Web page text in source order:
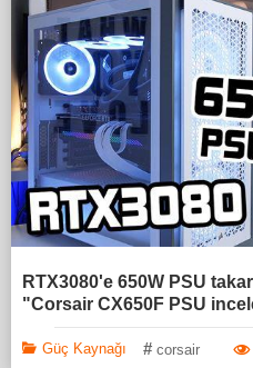
RTX3080'e 650W PSU
"Corsair CX650F PSU
Güç Kaynağı # corsair